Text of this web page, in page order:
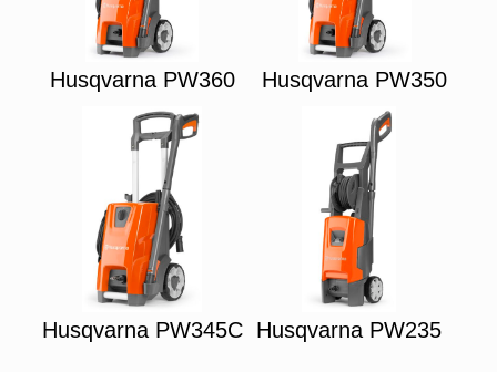
Husqvarna PW360 Husqvarna PW350
Husqvarna PW345C Husqvarna PW235